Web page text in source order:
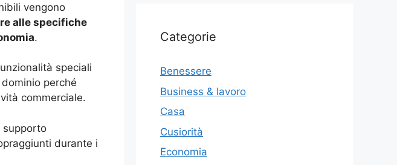
vengono
alle specifiche
.
speciali
perché
commerciale.
supporto
durante i
Categorie
Benessere
Business & lavoro
Casa
Cusiorità
Economia